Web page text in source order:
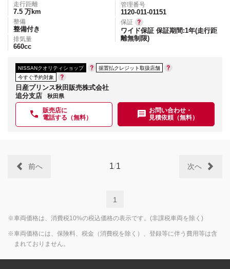
走行距離
7.5 万km
整備
整備付き
排気量
660cc
管理番号
1120-011-01151
保証
ワイド保証 保証期間:1年(走行距
離無制限)
NISSANクオリティショップ
据置払クレジット取扱店舗
今すぐ予約対象
日産プリンス秋田販売株式会社
追分支店
秋田県
販売店に
電話する（無料）
お問い合わせ・
見積依頼（無料）
1/1
前へ 次へ
1
※車両価格は、消費税10%の税込価格の表示です。(非課税車両を除く)
※車両価格には、保険料、税金（消費税を除く）、登録等に伴う費用等は含
まれておりません。